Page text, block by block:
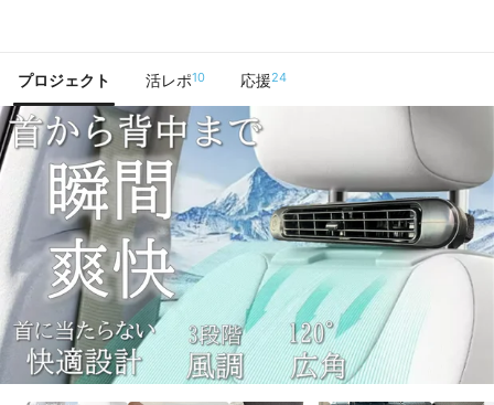
プロジェクト 活レポ10 応援24